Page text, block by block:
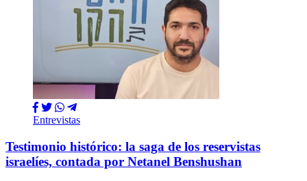
Entrevistas
Testimonio histórico: la saga de los reservistas
israelíes, contada por Netanel Benshushan